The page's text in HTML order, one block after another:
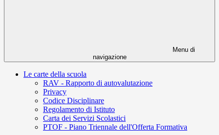
Menu di
navigazione
Le carte della scuola
RAV - Rapporto di autovalutazione
Privacy
Codice Disciplinare
Regolamento di Istituto
Carta dei Servizi Scolastici
PTOF - Piano Triennale dell'Offerta Formativa